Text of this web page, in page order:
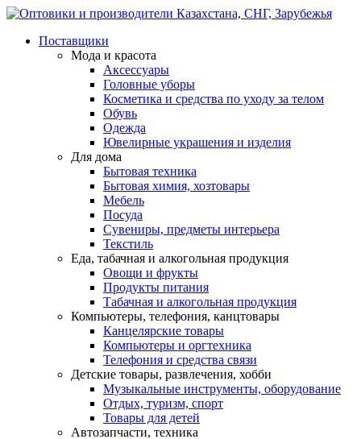
Поставщики
Мода и красота
Аксессуары
Головные уборы
Косметика и средства по уходу за телом
Обувь
Одежда
Ювелирные украшения и изделия
Для дома
Бытовая техника
Бытовая химия, хозтовары
Мебель
Посуда
Сувениры, предметы интерьера
Текстиль
Еда, табачная и алкогольная продукция
Овощи и фрукты
Продукты питания
Табачная и алкогольная продукция
Компьютеры, телефония, канцтовары
Канцелярские товары
Компьютеры и оргтехника
Телефония и средства связи
Детские товары, развлечения, хобби
Музыкальные инструменты, оборудование
Отдых, туризм, спорт
Товары для детей
Автозапчасти, техника